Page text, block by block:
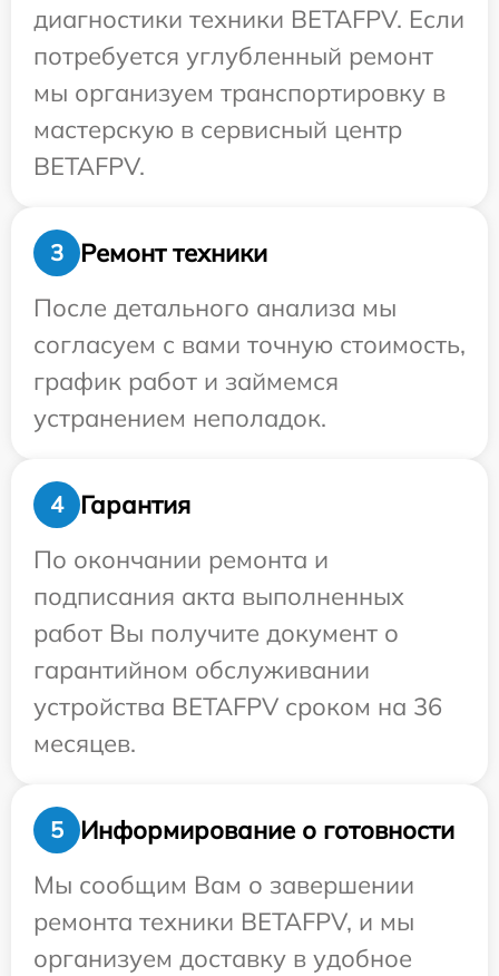
диагностики техники BETAFPV. Если
потребуется углубленный ремонт
мы организуем транспортировку в
мастерскую в сервисный центр
BETAFPV.
3
Ремонт техники
После детального анализа мы
согласуем с вами точную стоимость,
график работ и займемся
устранением неполадок.
4
Гарантия
По окончании ремонта и
подписания акта выполненных
работ Вы получите документ о
гарантийном обслуживании
устройства BETAFPV сроком на 36
месяцев.
5
Информирование о готовности
Мы сообщим Вам о завершении
ремонта техники BETAFPV, и мы
организуем доставку в удобное